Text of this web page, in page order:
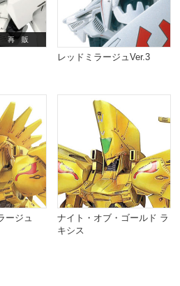
再 販
レッドミラージュVer.3
ージュ
ナイト・オブ・ゴールド ラ
キシス